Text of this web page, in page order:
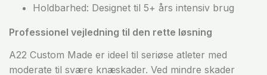
Holdbarhed: Designet til 5+ års intensiv brug
Professionel vejledning til den rette løsning
A22 Custom Made er ideel til seriøse atleter med
moderate til svære knæskader. Ved mindre skader